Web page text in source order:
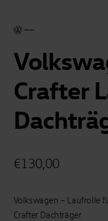
Crafter
€130,00
Volkswagen – Laufrolle
Crafter Dachträger